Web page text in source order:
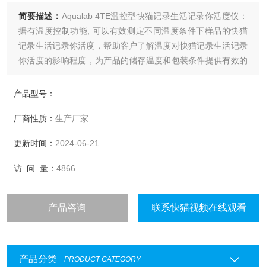
简要描述： Aqualab 4TE温控型快猫记录生活记录你活度仪：
据有温度控制功能, 可以有效测定不同温度条件下样品的快猫
记录生活记录你活度，帮助客户了解温度对快猫记录生活记录
你活度的影响程度，为产品的储存温度和包装条件提供有效的
产品型号：
厂商性质：生产厂家
更新时间： 2024-06-21
访 问 量：4866
产品咨询 联系快猫视频在线观看
产品分类 PRODUCT CATEGORY